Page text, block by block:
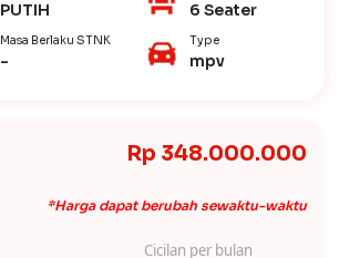
PUTIH 6 Seater
Masa Berlaku STNK
-
Type
mpv
Rp 348.000.000
*Harga dapat berubah sewaktu-waktu
Cicilan per bulan